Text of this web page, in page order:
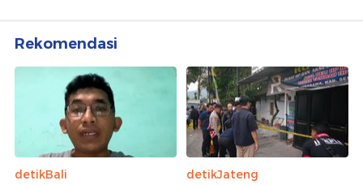
Rekomendasi
detikBali
detikJateng